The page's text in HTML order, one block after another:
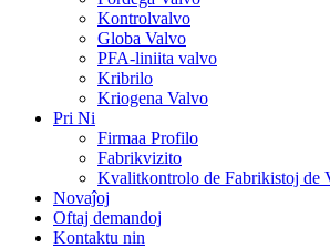
Kontrolvalvo
Globa Valvo
PFA-liniita valvo
Kribrilo
Kriogena Valvo
Pri Ni
Firmaa Profilo
Fabrikvizito
Kvalitkontrolo de Fabrikistoj de
Novaĵoj
Oftaj demandoj
Kontaktu nin